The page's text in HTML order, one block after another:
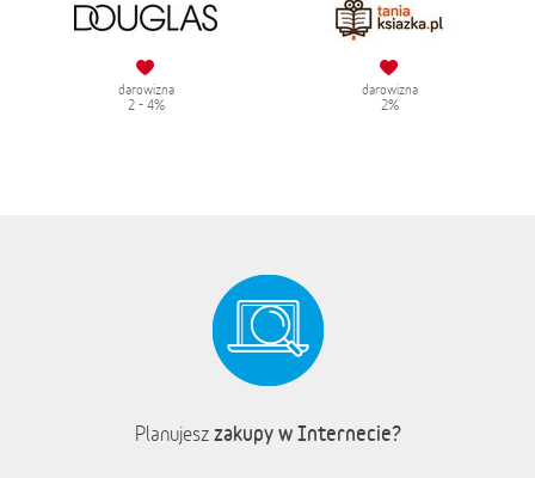
darowizna
2 - 4%
darowizna
2%
Planujesz zakupy w Internecie?